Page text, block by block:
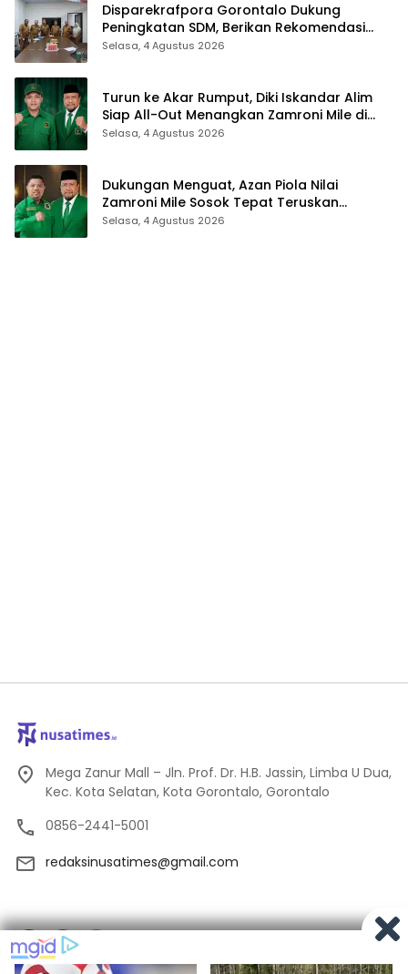
Disparekrafpora Gorontalo Dukung
Peningkatan SDM, Berikan Rekomendasi
Studi S3 bagi Pegawai
Selasa, 4 Agustus 2026
Turun ke Akar Rumput, Diki Iskandar Alim
Siap All-Out Menangkan Zamroni Mile di
Pilkada Bone Bolango
Selasa, 4 Agustus 2026
Dukungan Menguat, Azan Piola Nilai
Zamroni Mile Sosok Tepat Teruskan
Pembangunan Bone Bolango
Selasa, 4 Agustus 2026
Mega Zanur Mall – Jln. Prof. Dr. H.B. Jassin, Limba U Dua,
Kec. Kota Selatan, Kota Gorontalo, Gorontalo
0856-2441-5001
redaksinusatimes@gmail.com